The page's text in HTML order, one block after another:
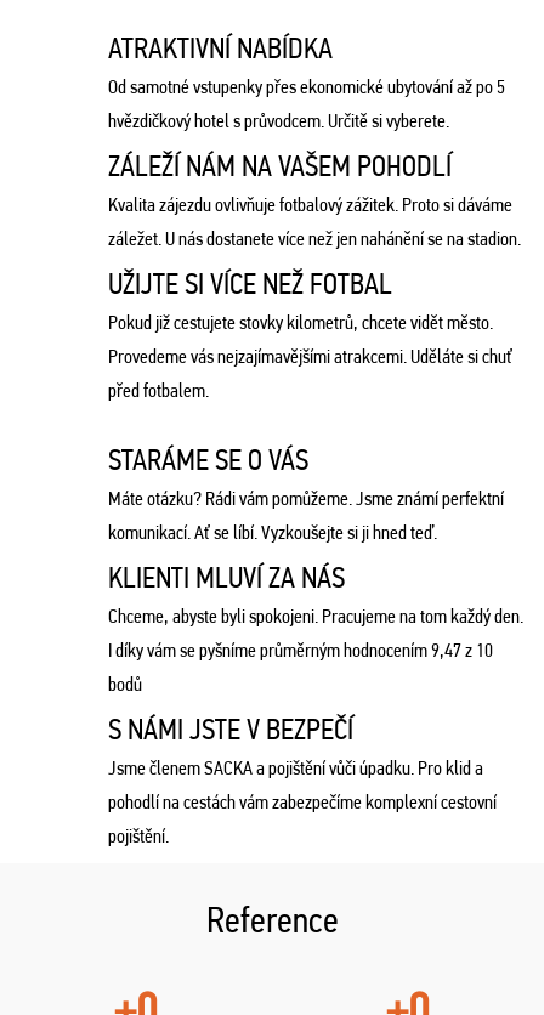
ATRAKTIVNÍ NABÍDKA
Od samotné vstupenky přes ekonomické ubytování až po 5
hvězdičkový hotel s průvodcem. Určitě si vyberete.
ZÁLEŽÍ NÁM NA VAŠEM POHODLÍ
Kvalita zájezdu ovlivňuje fotbalový zážitek. Proto si dáváme
záležet. U nás dostanete více než jen nahánění se na stadion.
UŽIJTE SI VÍCE NEŽ FOTBAL
Pokud již cestujete stovky kilometrů, chcete vidět město.
Provedeme vás nejzajímavějšími atrakcemi. Uděláte si chuť
před fotbalem.
STARÁME SE O VÁS
Máte otázku? Rádi vám pomůžeme. Jsme známí perfektní
komunikací. Ať se líbí. Vyzkoušejte si ji hned teď.
KLIENTI MLUVÍ ZA NÁS
Chceme, abyste byli spokojeni. Pracujeme na tom každý den.
I díky vám se pyšníme průměrným hodnocením 9,47 z 10
bodů
S NÁMI JSTE V BEZPEČÍ
Jsme členem SACKA a pojištění vůči úpadku. Pro klid a
pohodlí na cestách vám zabezpečíme komplexní cestovní
pojištění.
Reference